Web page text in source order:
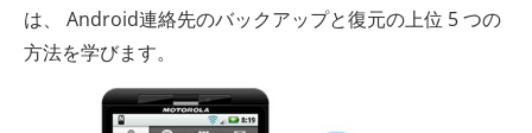
は、 Android連絡先のバックアップと復元の上位 5 つの
方法を学びます。